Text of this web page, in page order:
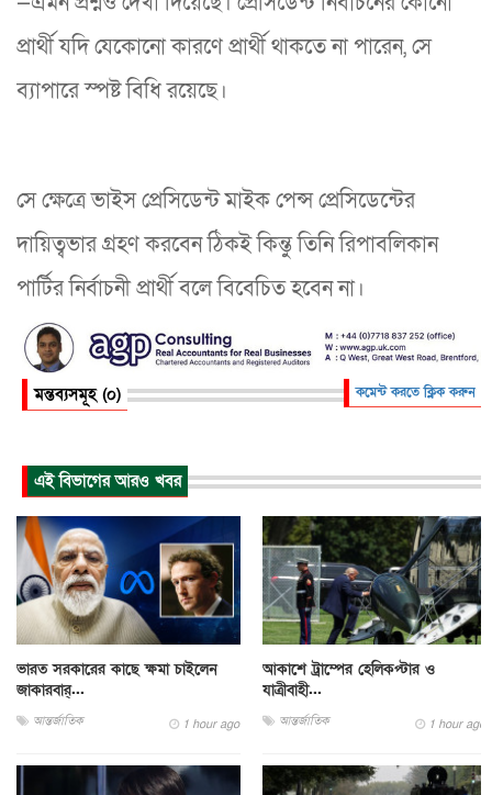
প্রার্থী যদি যেকোনো কারণে প্রার্থী থাকতে না পারেন, সে
ব্যাপারে স্পষ্ট বিধি রয়েছে।
সে ক্ষেত্রে ভাইস প্রেসিডেন্ট মাইক পেন্স প্রেসিডেন্টের
দায়িত্বভার গ্রহণ করবেন ঠিকই কিন্তু তিনি রিপাবলিকান
পার্টির নির্বাচনী প্রার্থী বলে বিবেচিত হবেন না।
মন্তব্যসমূহ (০) কমেন্ট করতে ক্লিক করুন
এই বিভাগের আরও খবর
ভারত সরকারের কাছে ক্ষমা চাইলেন
জাকারবার্...
আন্তর্জাতিক 1 hour ago
আকাশে ট্রাম্পের হেলিকপ্টার ও
যাত্রীবাহী...
আন্তর্জাতিক 1 hour ago